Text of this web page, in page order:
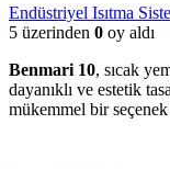
Endüstriyel Isıtma
5 üzerinden 0 oy aldı
Benmari 10, sıcak
dayanıklı ve estetik
mükemmel bir seçenek